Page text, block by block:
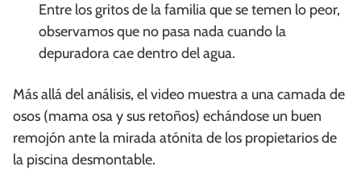
Entre los gritos de la familia que se temen lo peor,
observamos que no pasa nada cuando la
depuradora cae dentro del agua.
Más allá del análisis, el video muestra a una camada de
osos (mama osa y sus retoños) echándose un buen
remojón ante la mirada atónita de los propietarios de
la piscina desmontable.